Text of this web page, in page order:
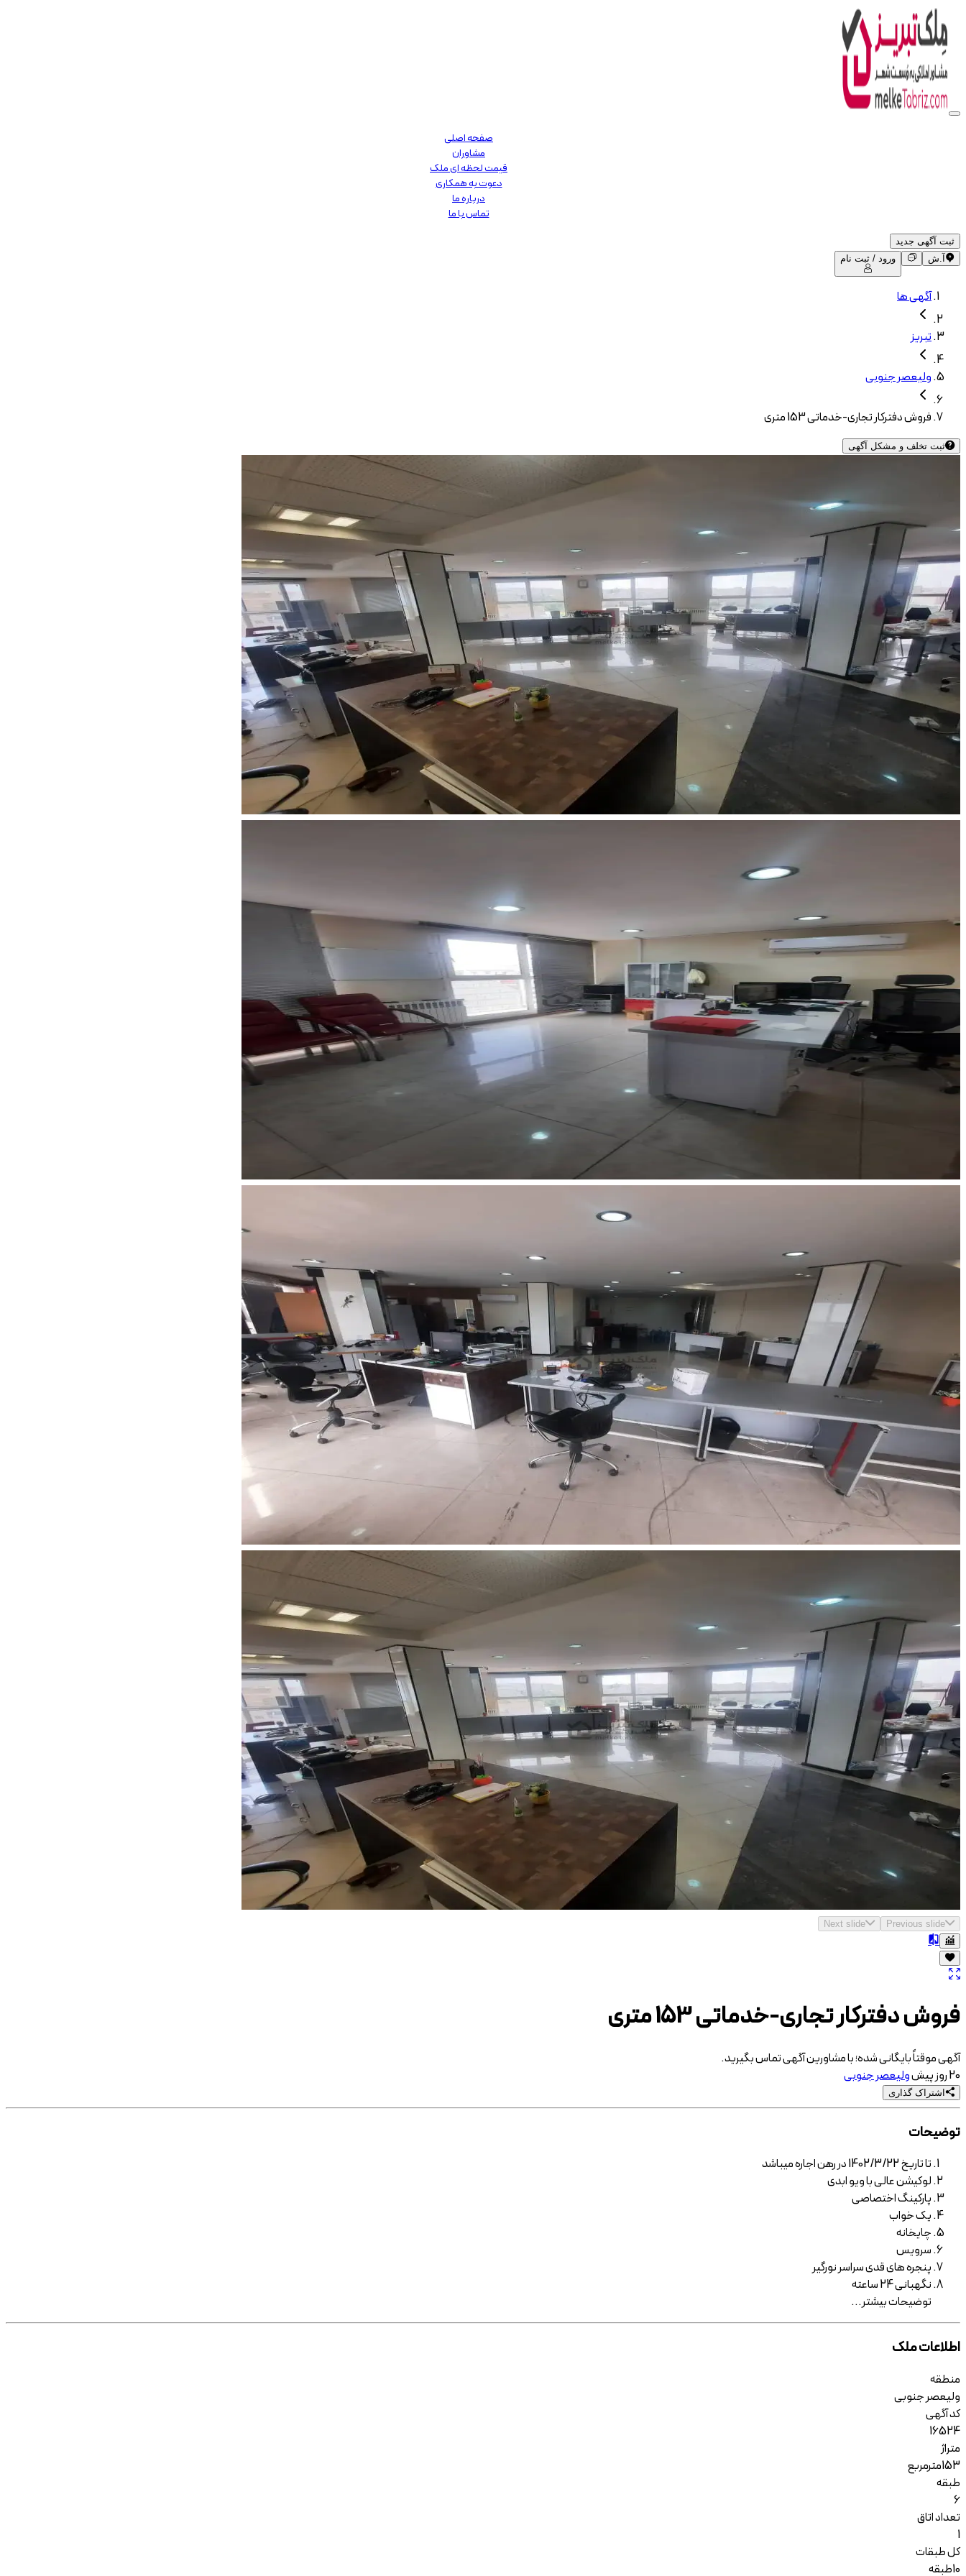
صفحه اصلی
مشاوران
قیمت لحظه ای ملک
دعوت به همکاری
درباره ما
تماس با ما
ثبت آگهی جدید
آ.ش
ورود / ثبت نام
آگهی ها
تبریز
ولیعصر جنوبی
فروش دفترکار تجاری-خدماتی 153 متری
ثبت تخلف و مشکل آگهی
Previous slide
Next slide
فروش دفترکار تجاری-خدماتی 153 متری
آگهی موقتاً بایگانی شده؛ با مشاورین آگهی تماس بگیرید.
20 روز پیش
ولیعصر جنوبی
اشتراک گذاری
توضیحات
تا تاریخ 1402/3/22 در رهن اجاره میباشد
لوکیشن عالی با ویو ابدی
پارکینگ اختصاصی
یک خواب
چایخانه
سرویس
پنجره های قدی سراسر نورگیر
نگهبانی 24 ساعته
توضیحاتبیشتر...
اطلاعات ملک
منطقه
ولیعصر جنوبی
کد آگهی
16524
متراژ
153مترمربع
طبقه
6
تعداد اتاق
1
کل طبقات
10طبقه